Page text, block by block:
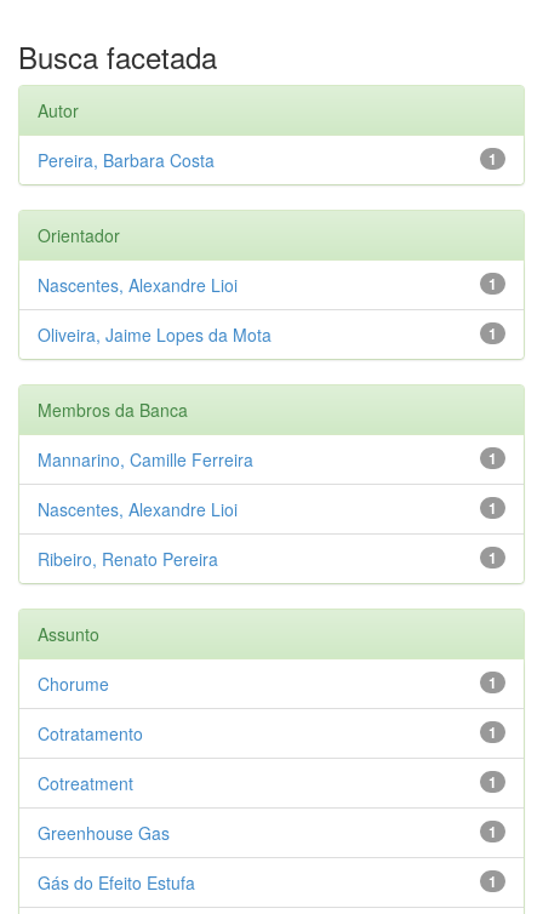
Busca facetada
Autor
1
Pereira, Barbara Costa
Orientador
1
Nascentes, Alexandre Lioi
1
Oliveira, Jaime Lopes da Mota
Membros da Banca
1
Mannarino, Camille Ferreira
1
Nascentes, Alexandre Lioi
1
Ribeiro, Renato Pereira
Assunto
1
Chorume
1
Cotratamento
1
Cotreatment
1
Greenhouse Gas
1
Gás do Efeito Estufa